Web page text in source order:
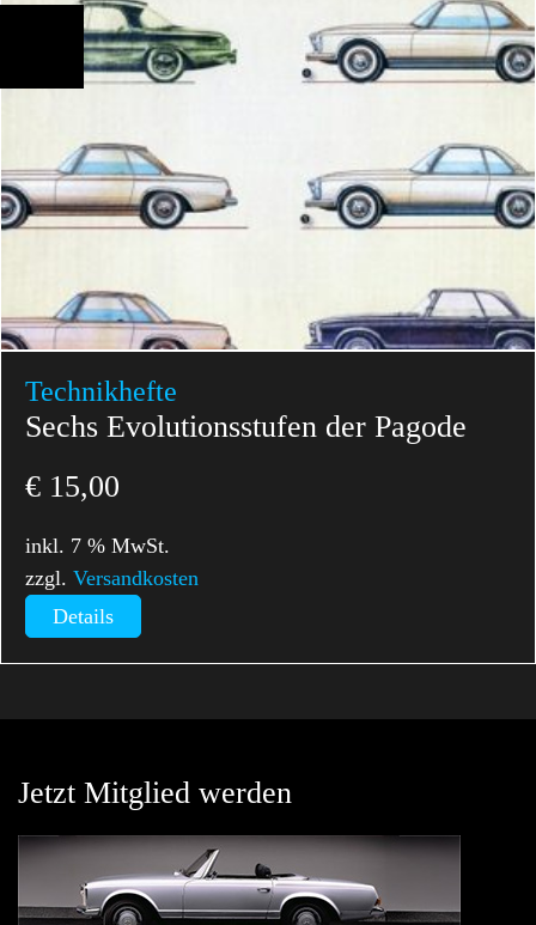
Technikhefte
Sechs Evolutionsstufen der Pagode
€ 15,00
inkl. 7 % MwSt.
zzgl.Versandkosten
Details
Jetzt Mitglied werden